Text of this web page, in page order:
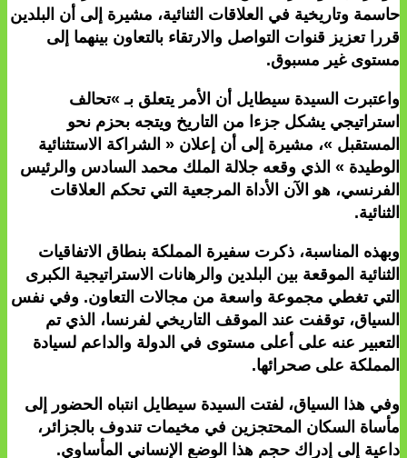
حاسمة وتاريخية في العلاقات الثنائية، مشيرة إلى أن البلدين
قررا تعزيز قنوات التواصل والارتقاء بالتعاون بينهما إلى
مستوى غير مسبوق.
واعتبرت السيدة سيطايل أن الأمر يتعلق بـ »تحالف
استراتيجي يشكل جزءا من التاريخ ويتجه بحزم نحو
المستقبل »، مشيرة إلى أن إعلان « الشراكة الاستثنائية
الوطيدة » الذي وقعه جلالة الملك محمد السادس والرئيس
الفرنسي، هو الآن الأداة المرجعية التي تحكم العلاقات
الثنائية.
وبهذه المناسبة، ذكرت سفيرة المملكة بنطاق الاتفاقيات
الثنائية الموقعة بين البلدين والرهانات الاستراتيجية الكبرى
التي تغطي مجموعة واسعة من مجالات التعاون. وفي نفس
السياق، توقفت عند الموقف التاريخي لفرنسا، الذي تم
التعبير عنه على أعلى مستوى في الدولة والداعم لسيادة
المملكة على صحرائها.
وفي هذا السياق، لفتت السيدة سيطايل انتباه الحضور إلى
مأساة السكان المحتجزين في مخيمات تندوف بالجزائر،
داعية إلى إدراك حجم هذا الوضع الإنساني المأساوي.